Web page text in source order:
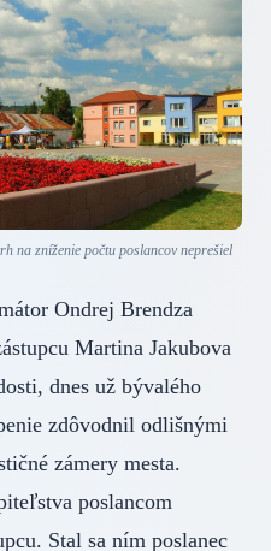
na zníženie počtu poslancov neprešiel
Ondrej Brendza
Martina Jakubova
dnes už bývalého
zdôvodnil odlišnými
zámery mesta.
poslancom
Stal sa ním poslanec